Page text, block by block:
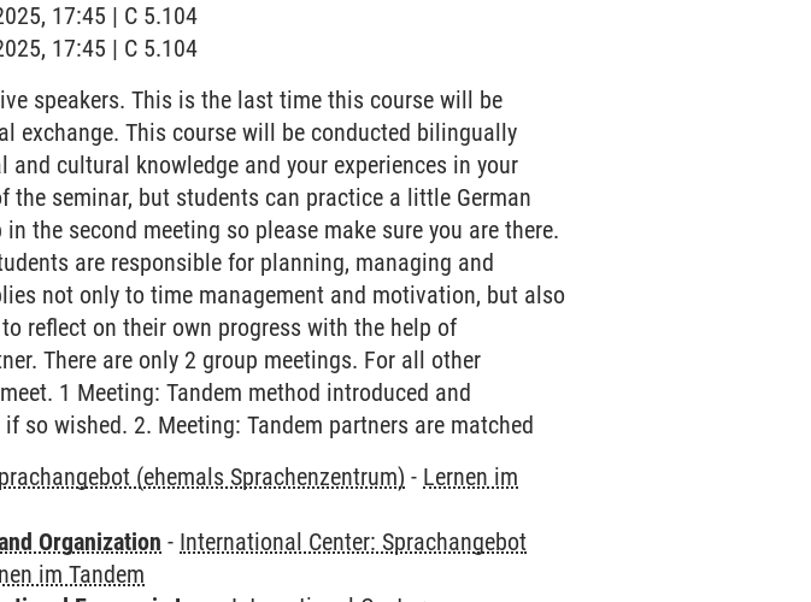
17:45 | C 5.104
17:45 | C 5.104
speakers. This is the last time this course will be
exchange. This course will be conducted bilingually
cultural knowledge and your experiences in your
seminar, but students can practice a little German
the second meeting so please make sure you are there.
are responsible for planning, managing and
not only to time management and motivation, but also
reflect on their own progress with the help of
There are only 2 group meetings. For all other
1 Meeting: Tandem method introduced and
so wished. 2. Meeting: Tandem partners are matched
(ehemals Sprachenzentrum) - Lernen im
Organization - International Center: Sprachangebot
im Tandem